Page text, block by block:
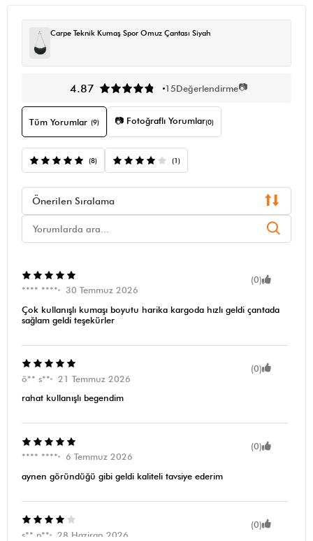
Carpe Teknik Kumaş Spor Omuz Çantası Siyah
4.87 15Değerlendirme📷
Tüm Yorumlar (9) 📷 Fotoğraflı Yorumlar(0)
(8) (1)
Önerilen Sıralama
(0)
**** ****
30 Temmuz 2026
Çok kullanışlı kumaşı boyutu harika kargoda hızlı geldi çantada
sağlam geldi teşekürler
(0)
ö** s**
21 Temmuz 2026
rahat kullanışlı begendim
(0)
**** ****
6 Temmuz 2026
aynen göründüğü gibi geldi kaliteli tavsiye ederim
(0)
s** p**
28 Haziran 2026